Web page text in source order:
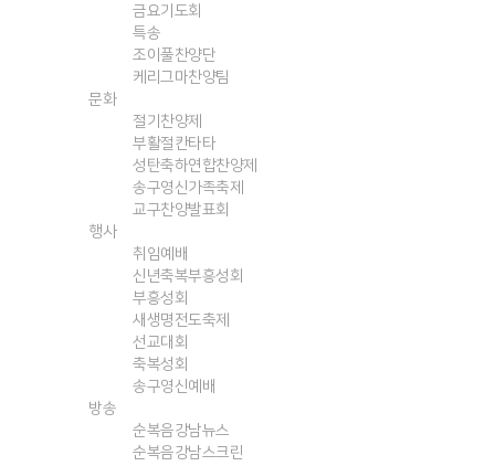
금요기도회
특송
조이풀찬양단
케리그마찬양팀
문화
절기찬양제
부활절칸타타
성탄축하연합찬양제
송구영신가족축제
교구찬양발표회
행사
취임예배
신년축복부흥성회
부흥성회
새생명전도축제
선교대회
축복성회
송구영신예배
방송
순복음강남뉴스
순복음강남스크린